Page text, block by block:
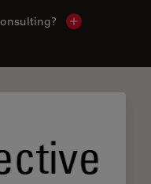
Show local